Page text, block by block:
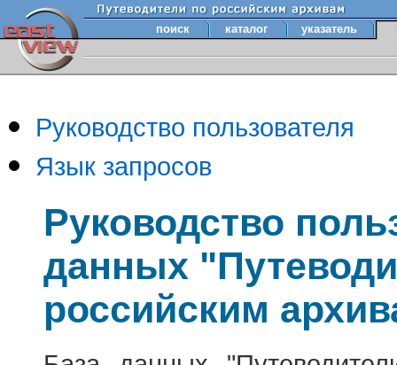
поиск каталог указатель
Руководство пользователя
Язык запросов
Руководство
данных
российским